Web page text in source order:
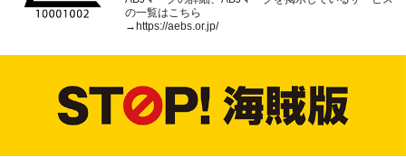
の一覧はこちら
→ https://aebs.or.jp/